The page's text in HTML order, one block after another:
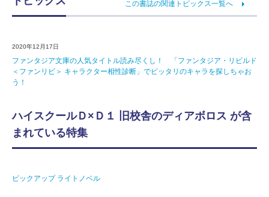
この書誌の関連トピックス一覧へ
2020年12月17日
ファンタジア文庫の人気タイトル読み尽くし！ 「ファンタジア・リビルド
＜ファンリビ＞ キャラクター相性診断」でピッタリのキャラを探しちゃお
う！
ハイスクールＤ×Ｄ１ 旧校舎のディアボロス が含
まれている特集
ピックアップ ライトノベル